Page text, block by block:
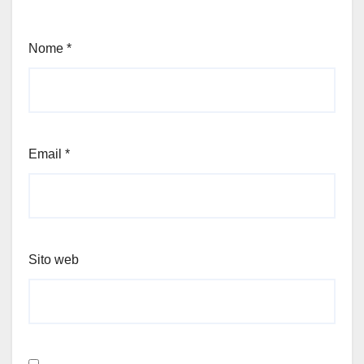
Nome *
Email *
Sito web